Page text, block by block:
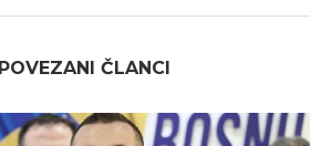
POVEZANI ČLANCI